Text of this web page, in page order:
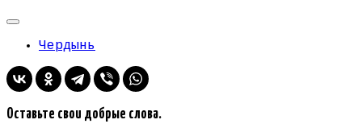
Чердынь
Оставьте свои добрые слова.